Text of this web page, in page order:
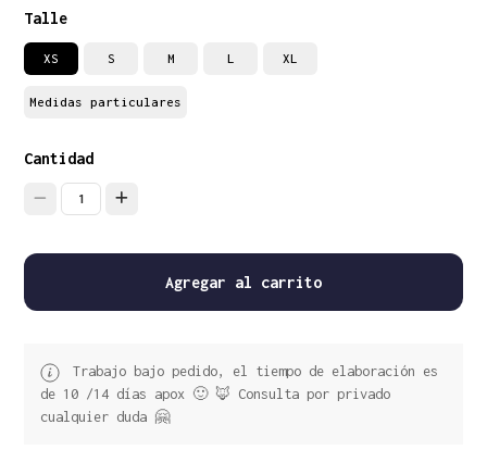
Talle
XS S M L XL
Medidas particulares
Cantidad
1
Agregar al carrito
Trabajo bajo pedido, el tiempo de elaboración es
de 10 /14 días apox 🙂 🦊 Consulta por privado
cualquier duda 🤗